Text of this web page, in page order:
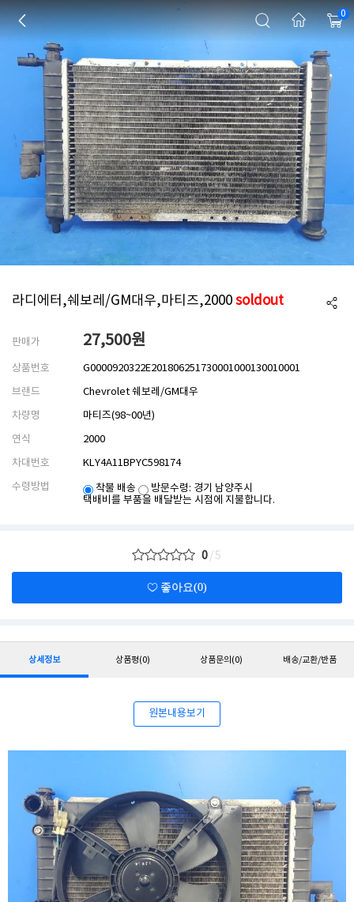
0
라디에터,쉐보레/GM대우,마티즈,2000 soldout
판매가 27,500원
상품번호
G0000920322E201806251730001000130010001
브랜드
Chevrolet 쉐보레/GM대우
차량명
마티즈(98~00년)
연식
2000
차대번호
KLY4A11BPYC598174
수령방법
착불 배송
방문수령: 경기 남양주시
택배비를 부품을 배달받는 시점에 지불합니다.
0/5
좋아요(0)
상세정보 상품평(0) 상품문의 (0) 배송/교환/반품
원본내용보기